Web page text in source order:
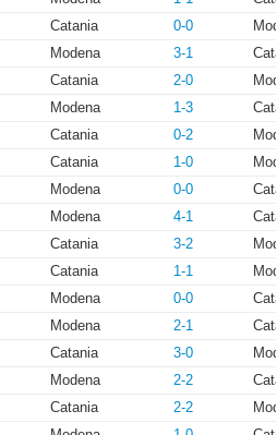
Catania 0-0
Modena 3-1
Catania 2-0
Modena 1-3
Catania 0-2
Catania 1-0
Modena 0-0
Modena 4-1
Catania 3-2
Catania 1-1
Modena 0-0
Modena 2-1
Catania 3-0
Modena 2-2
Catania 2-2